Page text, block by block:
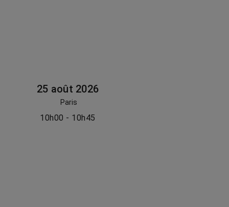
25 août 2026
Paris
10h00 - 10h45